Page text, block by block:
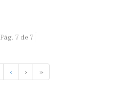
Pág. 7 de 7
‹ › »